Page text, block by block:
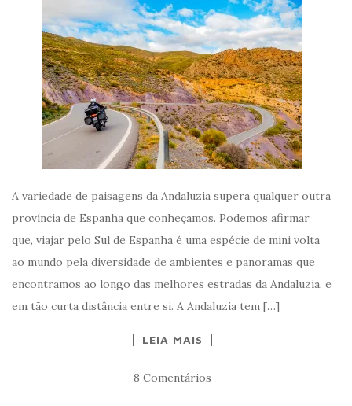
A variedade de paisagens da Andaluzia supera qualquer outra
província de Espanha que conheçamos. Podemos afirmar
que, viajar pelo Sul de Espanha é uma espécie de mini volta
ao mundo pela diversidade de ambientes e panoramas que
encontramos ao longo das melhores estradas da Andaluzia, e
em tão curta distância entre si. A Andaluzia tem […]
LEIA MAIS
8 Comentários